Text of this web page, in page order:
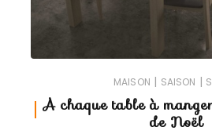
MAISON | SAISON |
A chaque table à
de Noël